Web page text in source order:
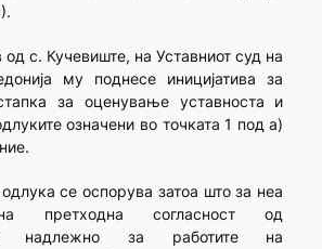
с. Кучевиште, на Уставниот суд на
му поднесе иницијатива за
за оценување уставноста и
означени во точката 1 под а)
се оспорува затоа што за неа
претходна согласност од
надлежно за работите на